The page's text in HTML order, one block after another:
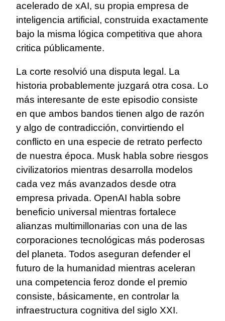
acelerado de xAI, su propia empresa de
inteligencia artificial, construida exactamente
bajo la misma lógica competitiva que ahora
critica públicamente.
La corte resolvió una disputa legal. La
historia probablemente juzgará otra cosa. Lo
más interesante de este episodio consiste
en que ambos bandos tienen algo de razón
y algo de contradicción, convirtiendo el
conflicto en una especie de retrato perfecto
de nuestra época. Musk habla sobre riesgos
civilizatorios mientras desarrolla modelos
cada vez más avanzados desde otra
empresa privada. OpenAI habla sobre
beneficio universal mientras fortalece
alianzas multimillonarias con una de las
corporaciones tecnológicas más poderosas
del planeta. Todos aseguran defender el
futuro de la humanidad mientras aceleran
una competencia feroz donde el premio
consiste, básicamente, en controlar la
infraestructura cognitiva del siglo XXI.